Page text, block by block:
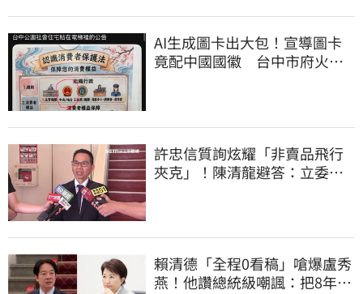
AI生成圖卡出大包！宣導圖卡
竟配中國國徽 台中市府火速
許忠信質詢炫耀「非賣品飛行
夾克」！陳清龍避答：立委質
賴清德「全程0看稿」嗆爆盧秀
燕！他讚總統級嘲諷：把8年總